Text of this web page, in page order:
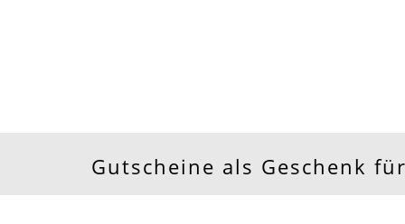
Gutscheine als Geschenk